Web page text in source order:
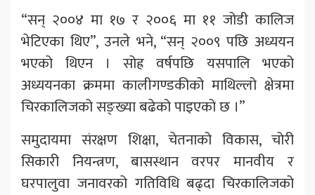
“सन् २००४ मा १७ र २००६ मा ११ जोडी कालिज
भेटिएका थिए”, उनले भने, “सन् २००९ पछि अध्ययन
भएको थिएन । सोह्र वर्षपछि यसपालि भएको
अध्ययनका क्रममा कालीगण्डकीको माथिल्लो क्षेत्रमा
चिरकालिजको सङ्ख्या बढेको पाइएको छ ।”
समुदायमा संरक्षण शिक्षा, चेतनाको विकास, चोरी
सिकारी नियन्त्रण, बासस्थान वरपर मानवीय र
घरपालुवा जनावरको गतिविधि बढ्दा चिरकालिजको